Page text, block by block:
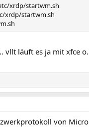
xrdp/startwm.sh
xrdp/startwm.sh
vllt läuft es ja mit xfce
von